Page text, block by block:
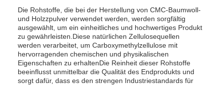
Die Rohstoffe, die bei der Herstellung von CMC-Baumwoll-
und Holzzpulver verwendet werden, werden sorgfältig
ausgewählt, um ein einheitliches und hochwertiges Produkt
zu gewährleisten.Diese natürlichen Zellulosequellen
werden verarbeitet, um Carboxymethylzellulose mit
hervorragenden chemischen und physikalischen
Eigenschaften zu erhaltenDie Reinheit dieser Rohstoffe
beeinflusst unmittelbar die Qualität des Endprodukts und
sorgt dafür, dass es den strengen Industriestandards für